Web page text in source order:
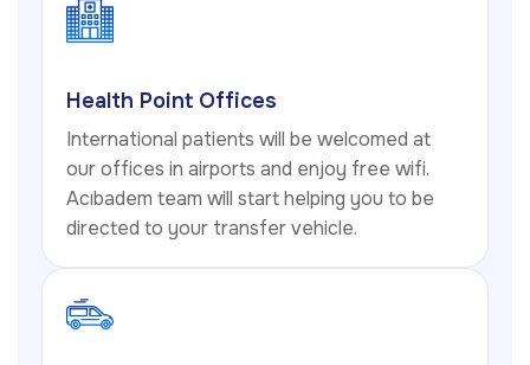
Health Point Offices
International patients will be welcomed at
our offices in airports and enjoy free wifi.
Acıbadem team will start helping you to be
directed to your transfer vehicle.